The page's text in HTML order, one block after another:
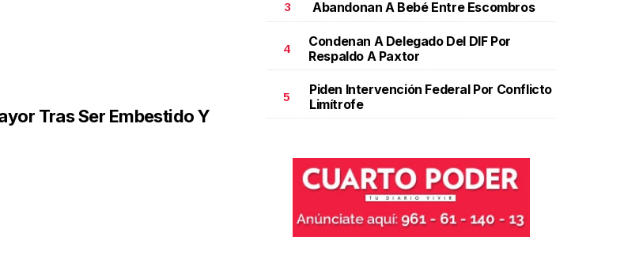
Tras Ser Embestido Y
3 Abandonan A Bebé Entre Escombros
4
Condenan A Delegado Del DIF Por
Respaldo A Paxtor
5
Piden Intervención Federal Por Conflicto
Limítrofe